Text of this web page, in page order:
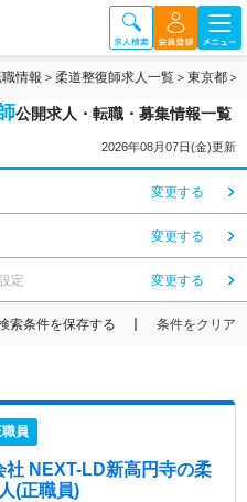
情報 柔道整復師求人一覧 東京都
公開求人・転職・募集情報一覧
2026年08月07日(金)更新
変更する
変更する
定 変更する
索条件を保存する 条件をクリア
員
社 NEXT-LD新高円寺の柔
(正職員)